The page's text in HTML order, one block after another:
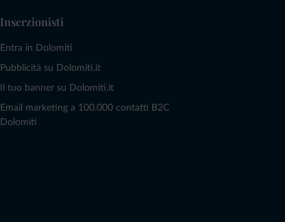
Inserzionisti
Entra in Dolomiti
Pubblicità su Dolomiti.it
Il tuo banner su Dolomiti.it
Email marketing a 100.000 contatti B2C
Dolomiti